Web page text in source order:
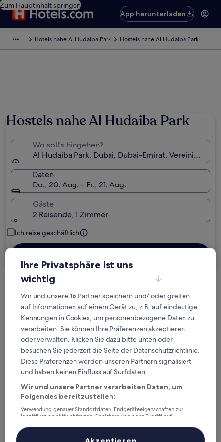
Zum Hauptinhalt springen
App herunterladen
Hotels nahe Al Hudaiba Park Hostels nahe Al Hudaiba Park
Hostels nahe Al Hudaiba Park
Wo soll’s hingehen?
Al Hudaiba Park, Dubai, Dubai-Emirat, Vereinigte
Daten
Do., 20. Aug. - Fr., 21. Aug.
Gäste
2 Reisende, 1 Zimmer
Ich reise geschäftlich
Kostenlose Stornierung bei
Planänderungen
Verdiene Prämien für jede
wahrgenommene Übernachtung
Mehr sparen mit Preisen für Mitglieder
Überprüfe die Preise für diese Daten
Nächstes Wochenende
In zwei Wochen
21. Aug. - 23. Aug.
Ihre Privatsphäre ist uns
wichtig
Wir und unsere16 Partner speichern und/ oder greifen
auf Informationen auf einem Gerät zu, z.B. auf eindeutige
Kennungen in Cookies, um personenbezogene Daten zu
verarbeiten. Sie können Ihre Präferenzen akzeptieren
oder verwalten. Klicken Sie dazu bitte unten oder
besuchen Sie jederzeit die Seite der Datenschutzrichtlinie.
Diese Präferenzen werden unseren Partnern signalisiert
und haben keinen Einfluss auf Surfdaten.
Wir und unsere Partner verarbeiten Daten, um
Folgendes bereitzustellen:
Verwendung genauer Standortdaten. Endgeräteeigenschaften zur
Identifikation aktiv abfragen. Speichern von oder Zugriff auf
Inhalte, Messung von Werbeleistung und der Performance von Inhalten,
Zielgruppenforschung sowie Entwicklung und Verbesserung von